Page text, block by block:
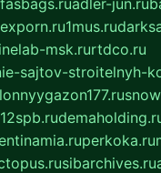
1mus.ru
msk.rurtdco.ru
sajtov-stroitelnyh-
perkoka.ru
sibarchives.ru